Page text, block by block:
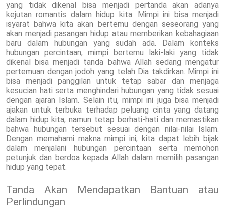
yang tidak dikenal bisa menjadi pertanda akan adanya
kejutan romantis dalam hidup kita. Mimpi ini bisa menjadi
isyarat bahwa kita akan bertemu dengan seseorang yang
akan menjadi pasangan hidup atau memberikan kebahagiaan
baru dalam hubungan yang sudah ada. Dalam konteks
hubungan percintaan, mimpi bertemu laki-laki yang tidak
dikenal bisa menjadi tanda bahwa Allah sedang mengatur
pertemuan dengan jodoh yang telah Dia takdirkan. Mimpi ini
bisa menjadi panggilan untuk tetap sabar dan menjaga
kesucian hati serta menghindari hubungan yang tidak sesuai
dengan ajaran Islam. Selain itu, mimpi ini juga bisa menjadi
ajakan untuk terbuka terhadap peluang cinta yang datang
dalam hidup kita, namun tetap berhati-hati dan memastikan
bahwa hubungan tersebut sesuai dengan nilai-nilai Islam.
Dengan memahami makna mimpi ini, kita dapat lebih bijak
dalam menjalani hubungan percintaan serta memohon
petunjuk dan berdoa kepada Allah dalam memilih pasangan
hidup yang tepat.
Tanda Akan Mendapatkan Bantuan atau
Perlindungan